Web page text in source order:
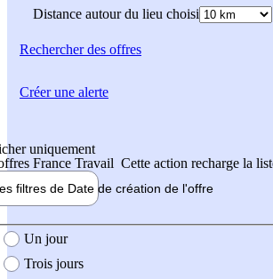
Distance autour du lieu choisi
Rechercherdes offres
uniquement
France Travail Cette action recharge la
filtres de Date de création de l'offre
création de l'offre
Un jour
Trois jours
Créer une alerte